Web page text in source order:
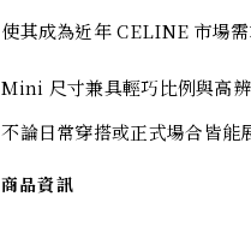
使其成為近年 CELINE 市場
Mini 尺寸兼具輕巧比例與高辨
不論日常穿搭或正式場合皆能
商品資訊